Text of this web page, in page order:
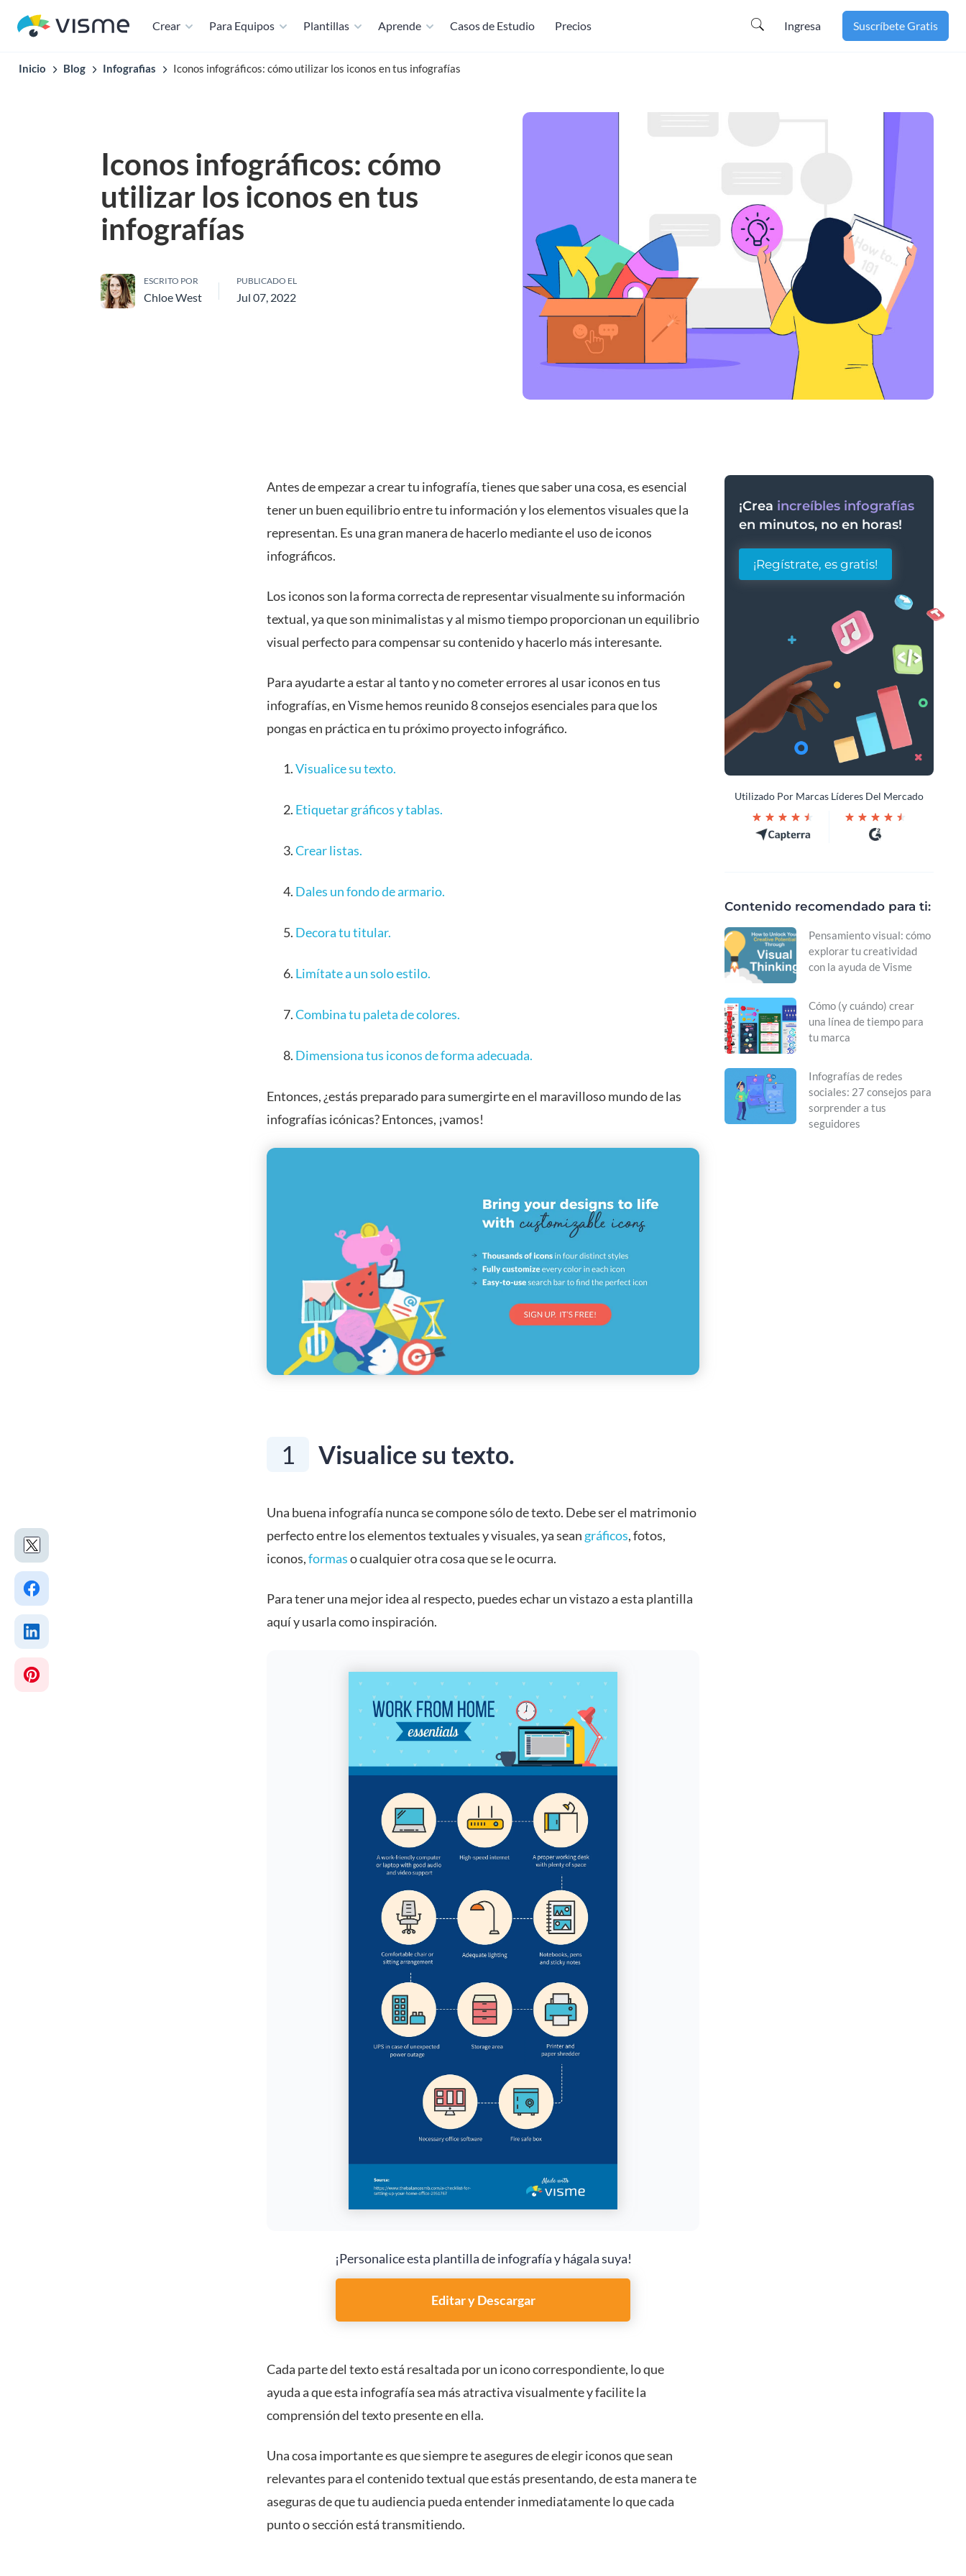
Crear Para Equipos Plantillas Aprende Casos de Estudio Precios Ingresa Suscríbete Gratis
Inicio Blog Infografias Iconos infográficos: cómo utilizar los iconos en tus infografías
Iconos infográficos: cómo
utilizar los iconos en tus
infografías
ESCRITO POR
Chloe West
PUBLICADO EL
Jul 07, 2022
Antes de empezar a crear tu infografía, tienes que saber una cosa, es esencial
tener un buen equilibrio entre tu información y los elementos visuales que la
representan. Es una gran manera de hacerlo mediante el uso de iconos
infográficos.
Los iconos son la forma correcta de representar visualmente su información
textual, ya que son minimalistas y al mismo tiempo proporcionan un equilibrio
visual perfecto para compensar su contenido y hacerlo más interesante.
Para ayudarte a estar al tanto y no cometer errores al usar iconos en tus
infografías, en Visme hemos reunido 8 consejos esenciales para que los
pongas en práctica en tu próximo proyecto infográfico.
Visualice su texto.
Etiquetar gráficos y tablas.
Crear listas.
Dales un fondo de armario.
Decora tu titular.
Limítate a un solo estilo.
Combina tu paleta de colores.
Dimensiona tus iconos de forma adecuada.
Entonces, ¿estás preparado para sumergirte en el maravilloso mundo de las
infografías icónicas? Entonces, ¡vamos!
1 Visualice su texto.
Una buena infografía nunca se compone sólo de texto. Debe ser el matrimonio
perfecto entre los elementos textuales y visuales, ya sean gráficos, fotos,
iconos,formaso cualquier otra cosa que se le ocurra.
Para tener una mejor idea al respecto, puedes echar un vistazo a esta plantilla
aquí y usarla como inspiración.
¡Personalice esta plantilla de infografía y hágala suya!
Editar y Descargar
Cada parte del texto está resaltada por un icono correspondiente, lo que
ayuda a que esta infografía sea más atractiva visualmente y facilite la
comprensión del texto presente en ella.
Una cosa importante es que siempre te asegures de elegir iconos que sean
relevantes para el contenido textual que estás presentando, de esta manera te
aseguras de que tu audiencia pueda entender inmediatamente lo que cada
punto o sección está transmitiendo.
¡Crea increíbles infografías
en minutos, no en horas!
¡Regístrate, es gratis!
Utilizado Por Marcas Líderes Del Mercado
Contenido recomendado para ti:
Pensamiento visual: cómo
explorar tu creatividad
con la ayuda de Visme
Cómo (y cuándo) crear
una línea de tiempo para
tu marca
Infografías de redes
sociales: 27 consejos para
sorprender a tus
seguidores